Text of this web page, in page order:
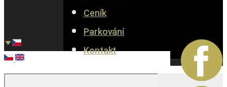
Ceník
Parkování
Kontakt